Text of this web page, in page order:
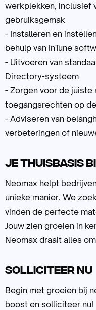
werkplekken, inclusief
gebruiksgemak
- Installeren en
behulp van InTune
- Uitvoeren van
Directory-systeem
- Zorgen voor de juiste
toegangsrechten op
- Adviseren van
verbeteringen of
Je thuisbasis
Neomax helpt
unieke manier. We
vinden de perfecte
Jouw zien groeien in
Neomax draait alles
Solliciteer nu
Begin met groeien bij
boost en solliciteer nu!